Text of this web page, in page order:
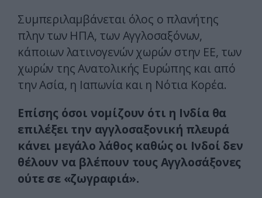
Συμπεριλαμβάνεται όλος ο πλανήτης
πλην των ΗΠΑ, των Αγγλοσαξόνων,
κάποιων λατινογενών χωρών στην ΕΕ, των
χωρών της Ανατολικής Ευρώπης και από
την Ασία, η Ιαπωνία και η Νότια Κορέα.
Επίσης όσοι νομίζουν ότι η Ινδία θα
επιλέξει την αγγλοσαξονική πλευρά
κάνει μεγάλο λάθος καθώς οι Ινδοί δεν
θέλουν να βλέπουν τους Αγγλοσάξονες
ούτε σε «ζωγραφιά».